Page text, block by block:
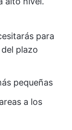
para
plazo
pequeñas
a los